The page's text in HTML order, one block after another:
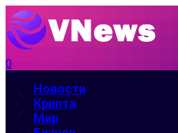
0
Новости
Крипта
Мир